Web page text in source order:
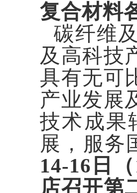
复合材料
碳纤维
及高科技
具有无可
产业发展
技术成果
展，服务
14-16日
店召开第